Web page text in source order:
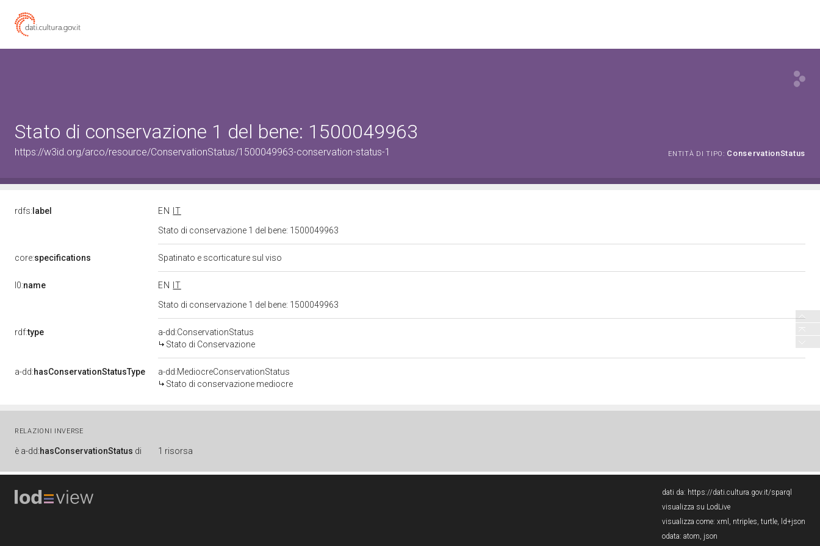
Stato di conservazione 1 del bene: 1500049963
https://w3id.org/arco/resource/ConservationStatus/1500049963-conservation-status-1 ENTITÀ DI TIPO: ConservationStatus
rdfs: label EN
IT
Stato di conservazione 1 del bene: 1500049963
core:specifications Spatinato e scorticature sul viso
l0:name EN
IT
Stato di conservazione 1 del bene: 1500049963
rdf:type
a-dd:ConservationStatus
Stato di Conservazione
a-dd:hasConservationStatusType
a-dd:MediocreConservationStatus
Stato di conservazione mediocre
RELAZIONI INVERSE
è a-dd:hasConservationStatus di 1 risorsa
dati da: https://dati.cultura.gov.it/sparql
visualizza su LodLive
visualizza come: xml , ntriples, turtle, ld+json
odata: atom, json